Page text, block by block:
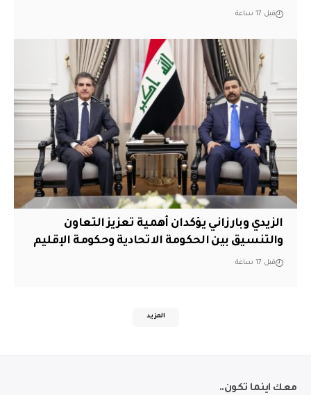
قبل 17 ساعة
الزيدي وبارزاني يؤكدان أهمية تعزيز التعاون
والتنسيق بين الحكومة الاتحادية وحكومة الإقليم
قبل 17 ساعة
المزيد
معك اينما تكون..